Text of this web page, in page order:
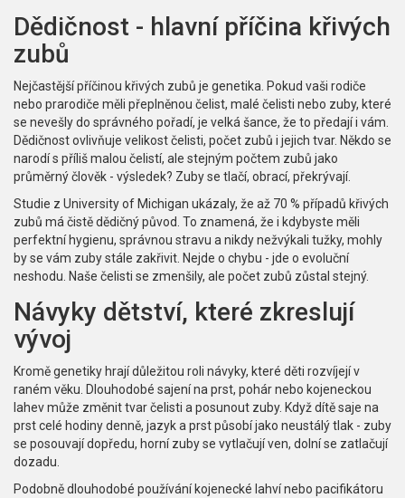
Dědičnost - hlavní příčina křivých
zubů
Nejčastější příčinou křivých zubů je genetika. Pokud vaši rodiče
nebo prarodiče měli přeplněnou čelist, malé čelisti nebo zuby, které
se nevešly do správného pořadí, je velká šance, že to předají i vám.
Dědičnost ovlivňuje velikost čelisti, počet zubů i jejich tvar. Někdo se
narodí s příliš malou čelistí, ale stejným počtem zubů jako
průměrný člověk - výsledek? Zuby se tlačí, obrací, překrývají.
Studie z University of Michigan ukázaly, že až 70 % případů křivých
zubů má čistě dědičný původ. To znamená, že i kdybyste měli
perfektní hygienu, správnou stravu a nikdy nežvýkali tužky, mohly
by se vám zuby stále zakřivit. Nejde o chybu - jde o evoluční
neshodu. Naše čelisti se zmenšily, ale počet zubů zůstal stejný.
Návyky dětství, které zkreslují
vývoj
Kromě genetiky hrají důležitou roli návyky, které děti rozvíjejí v
raném věku. Dlouhodobé sajení na prst, pohár nebo kojeneckou
lahev může změnit tvar čelisti a posunout zuby. Když dítě saje na
prst celé hodiny denně, jazyk a prst působí jako neustálý tlak - zuby
se posouvají dopředu, horní zuby se vytlačují ven, dolní se zatlačují
dozadu.
Podobně dlouhodobé používání kojenecké lahví nebo pacifikátoru